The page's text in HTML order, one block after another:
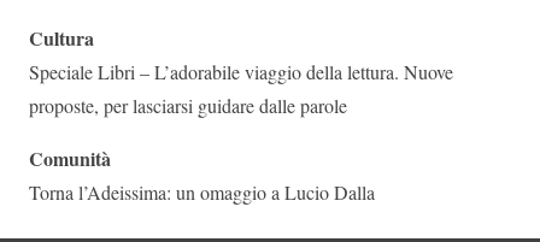
Cultura
Speciale Libri – L’adorabile viaggio della lettura. Nuove
proposte, per lasciarsi guidare dalle parole
Comunità
Torna l’Adeissima: un omaggio a Lucio Dalla